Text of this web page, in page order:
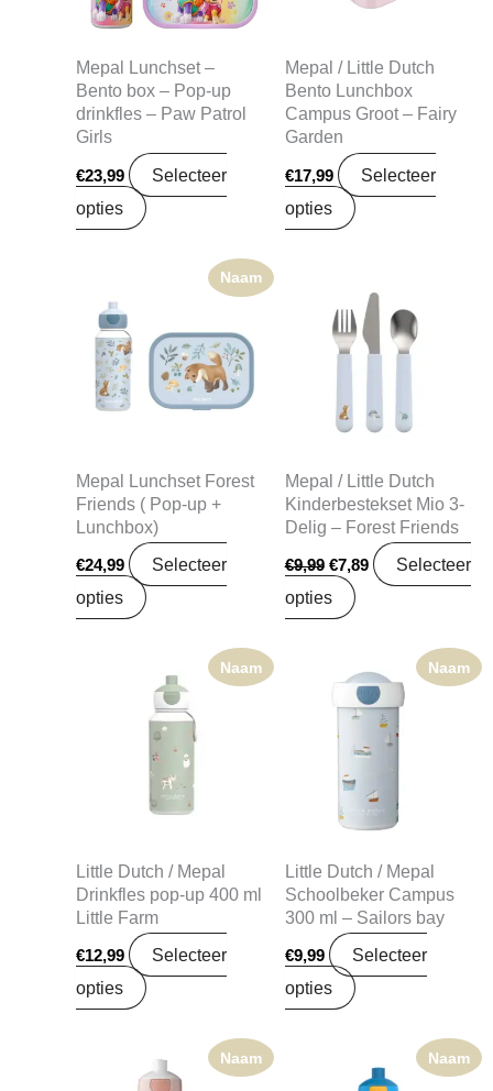
Mepal Lunchset –
Bento box – Pop-up
drinkfles – Paw Patrol
Girls
€23,99
Selecteer
opties
Mepal / Little Dutch
Bento Lunchbox
Campus Groot – Fairy
Garden
€17,99
Selecteer
opties
Naam
Mepal Lunchset Forest
Friends ( Pop-up +
Lunchbox)
€24,99
Selecteer
opties
Mepal / Little Dutch
Kinderbestekset Mio 3-
Delig – Forest Friends
€9,99
was:
€9,99.
€7,89
prijs
€7,89.
Selecteer
opties
Naam
Little Dutch / Mepal
Drinkfles pop-up 400 ml
Little Farm
€12,99
Selecteer
opties
Naam
Little Dutch / Mepal
Schoolbeker Campus
300 ml – Sailors bay
€9,99
Selecteer
opties
Naam Naam